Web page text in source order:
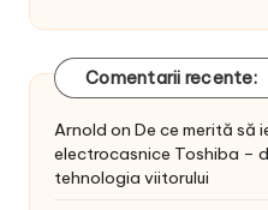
Comentarii recente:
Arnold on De ce merită să
electrocasnice Toshiba –
tehnologia viitorului